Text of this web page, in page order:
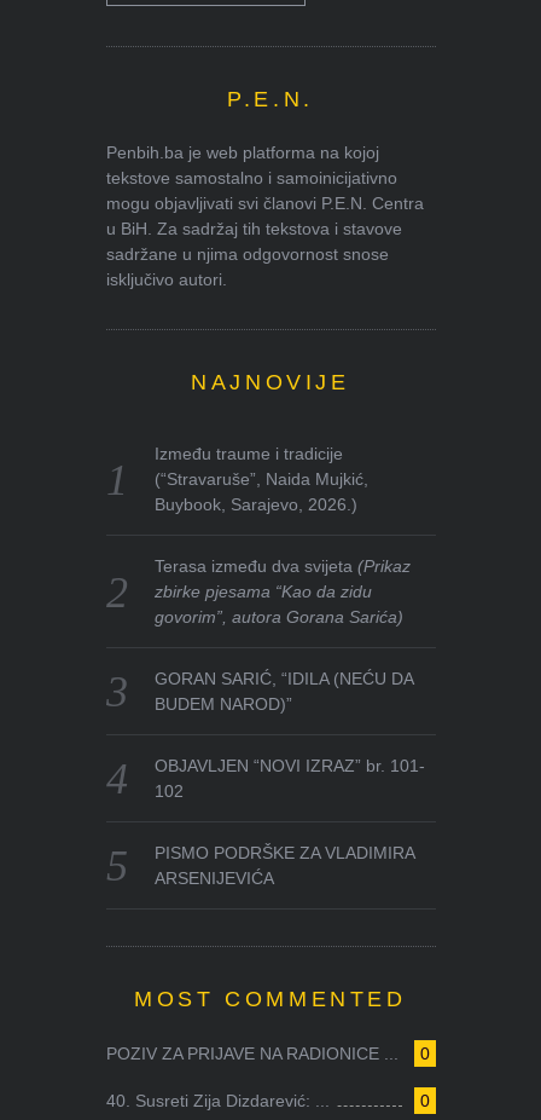
P.E.N.
Penbih.ba je web platforma na kojoj
tekstove samostalno i samoinicijativno
mogu objavljivati svi članovi P.E.N. Centra
u BiH. Za sadržaj tih tekstova i stavove
sadržane u njima odgovornost snose
isključivo autori.
NAJNOVIJE
Između traume i tradicije
(“Stravaruše”, Naida Mujkić,
Buybook, Sarajevo, 2026.)
Terasa između dva svijeta(Prikaz
zbirke pjesama “Kao da zidu
govorim”, autora Gorana Sarića)
GORAN SARIĆ, “IDILA (NEĆU DA
BUDEM NAROD)”
OBJAVLJEN “NOVI IZRAZ” br. 101-
102
PISMO PODRŠKE ZA VLADIMIRA
ARSENIJEVIĆA
MOST COMMENTED
0
POZIV ZA PRIJAVE NA RADIONICE ...
0
40. Susreti Zija Dizdarević: ...